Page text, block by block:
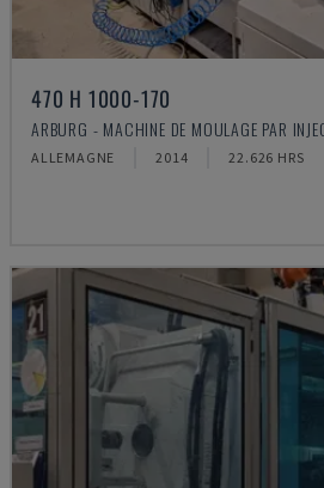
470 H 1000-170
ARBURG - MACHINE DE MOULAGE PAR
ALLEMAGNE 2014 22.626 HRS